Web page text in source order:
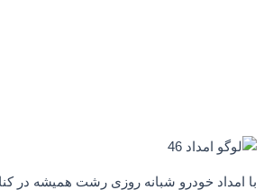
با امداد خودرو شبانه روزی رشت همیشه در